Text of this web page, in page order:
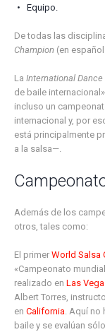
Equipo.
De todas las
Champion (en
LaInternational Dance
de baile
incluso un
internacional y, por
está principalmente
a la salsa—.
Además de los
otros, tales como:
El primerWorld Salsa
«Campeonato
realizado enLas
Albert Torres,
enCalifornia. Aquí no
baile y se evalúan